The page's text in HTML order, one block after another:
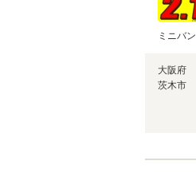
ミニバン
大阪府
茨木市